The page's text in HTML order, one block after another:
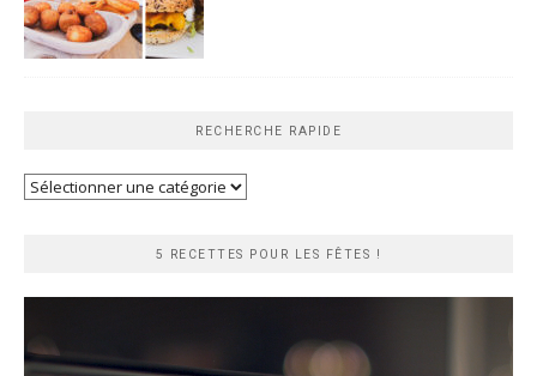
RECHERCHE RAPIDE
Recherche
5 RECETTES POUR LES FÊTES !